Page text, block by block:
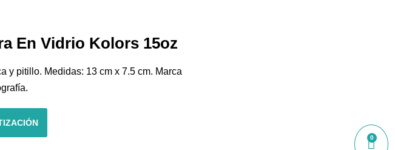
0
En Vidrio Kolors 15oz
y pitillo. Medidas: 13 cm x 7.5 cm. Marca